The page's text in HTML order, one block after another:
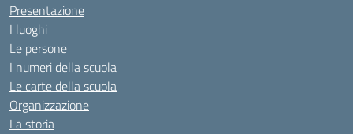
Presentazione
I luoghi
Le persone
I numeri della scuola
Le carte della scuola
Organizzazione
La storia